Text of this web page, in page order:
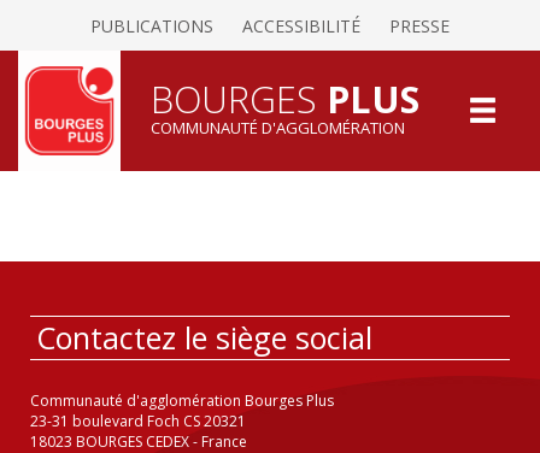
PUBLICATIONS ACCESSIBILITÉ PRESSE
BOURGES PLUS
COMMUNAUTÉ D'AGGLOMÉRATION
Contactez le siège social
Communauté d'agglomération Bourges Plus
23-31 boulevard Foch CS 20321
18023 BOURGES CEDEX - France